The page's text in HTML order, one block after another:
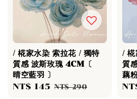
/ 椛家水染 索拉花 / 獨特
質感 波斯玫瑰 4CM〔
晴空藍羽 〕
Sale
NT$ 145 Regular
NT$ 290
/ 椛
質
藕